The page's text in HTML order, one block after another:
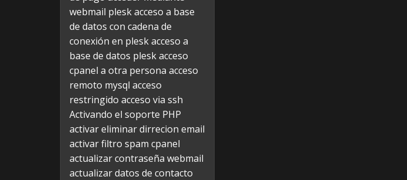
webmail pleskacceso a base
de datos con cadena de
conexión en pleskacceso a
base de datos pleskacceso
cpanel a otra persona acceso
remoto mysql acceso
restringido acceso via ssh
Activando el soporte PHP
activar eliminar dirrecion email
activar filtro spam cpanel
actualizar contraseña webmail
actualizar datos de contacto